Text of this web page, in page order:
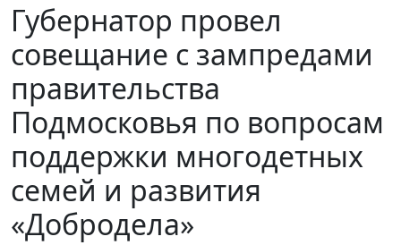
Губернатор провел
совещание с зампредами
правительства
Подмосковья по вопросам
поддержки многодетных
семей и развития
«Добродела»